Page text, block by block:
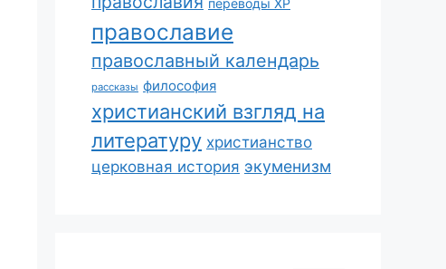
переводы ХР
православие
православный календарь
рассказы философия
христианский взгляд на
литературу христианство
церковная история экуменизм